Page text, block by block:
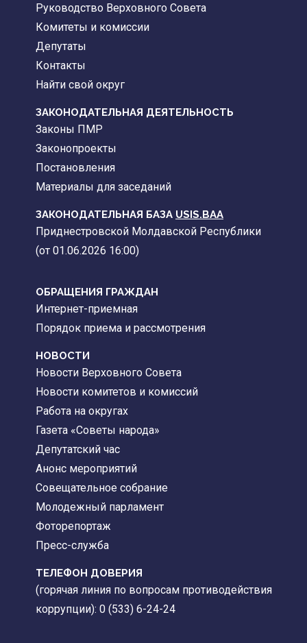
Руководство Верховного Совета
Комитеты и комиссии
Депутаты
Контакты
Найти свой округ
ЗАКОНОДАТЕЛЬНАЯ ДЕЯТЕЛЬНОСТЬ
Законы ПМР
Законопроекты
Постановления
Материалы для заседаний
ЗАКОНОДАТЕЛЬНАЯ БАЗА USIS.BAA
Приднестровской Молдавской Республики
(от 01.06.2026 16:00)
ОБРАЩЕНИЯ ГРАЖДАН
Интернет-приемная
Порядок приема и рассмотрения
НОВОСТИ
Новости Верховного Совета
Новости комитетов и комиссий
Работа на округах
Газета «Советы народа»
Депутатский час
Анонс мероприятий
Совещательное собрание
Молодежный парламент
Фоторепортаж
Пресс-служба
ТЕЛЕФОН ДОВЕРИЯ
(горячая линия по вопросам противодействия
коррупции): 0 (533) 6-24-24